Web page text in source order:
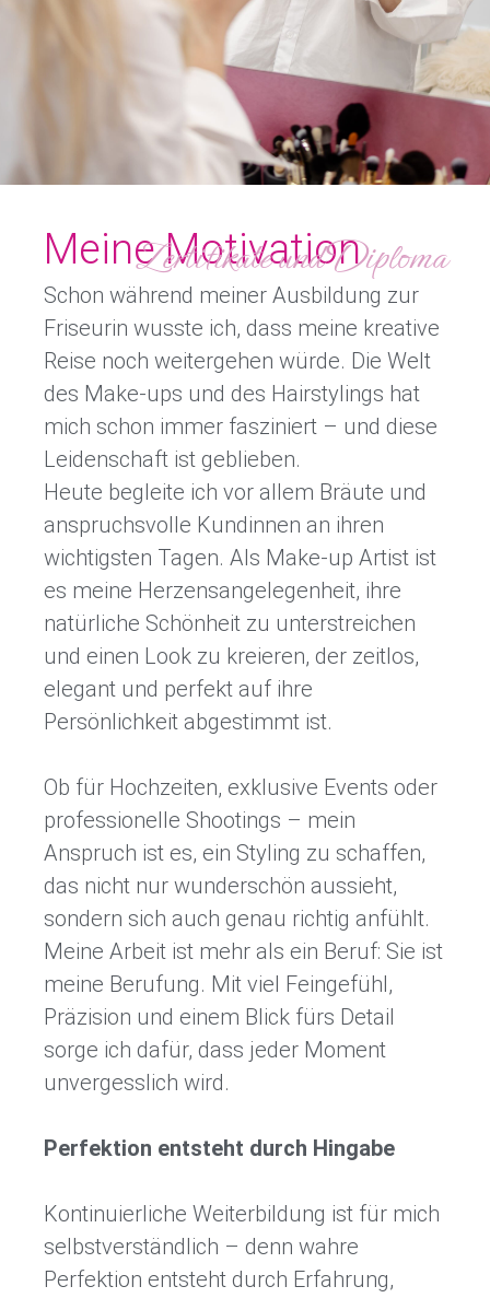
Meine Motivation
Zertifikate und Diploma
Schon während meiner Ausbildung zur
Friseurin wusste ich, dass meine kreative
Reise noch weitergehen würde. Die Welt
des Make-ups und des Hairstylings hat
mich schon immer fasziniert – und diese
Leidenschaft ist geblieben.
Heute begleite ich vor allem Bräute und
anspruchsvolle Kundinnen an ihren
wichtigsten Tagen. Als Make-up Artist ist
es meine Herzensangelegenheit, ihre
natürliche Schönheit zu unterstreichen
und einen Look zu kreieren, der zeitlos,
elegant und perfekt auf ihre
Persönlichkeit abgestimmt ist.
Ob für Hochzeiten, exklusive Events oder
professionelle Shootings – mein
Anspruch ist es, ein Styling zu schaffen,
das nicht nur wunderschön aussieht,
sondern sich auch genau richtig anfühlt.
Meine Arbeit ist mehr als ein Beruf: Sie ist
meine Berufung. Mit viel Feingefühl,
Präzision und einem Blick fürs Detail
sorge ich dafür, dass jeder Moment
unvergesslich wird.
Perfektion entsteht durch Hingabe
Kontinuierliche Weiterbildung ist für mich
selbstverständlich – denn wahre
Perfektion entsteht durch Erfahrung,